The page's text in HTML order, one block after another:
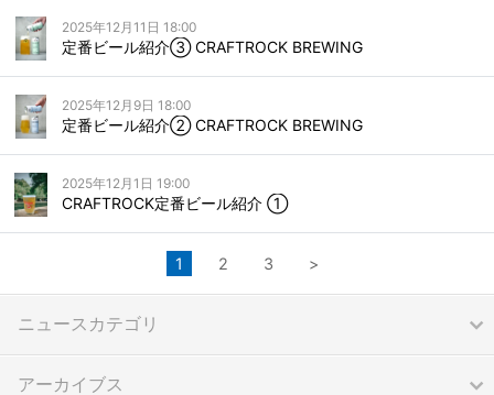
2025年12月11日 18:00
定番ビール紹介③ CRAFTROCK BREWING
2025年12月9日 18:00
定番ビール紹介② CRAFTROCK BREWING
2025年12月1日 19:00
CRAFTROCK定番ビール紹介 ①
1 2 3 >
ニュースカテゴリ
アーカイブス